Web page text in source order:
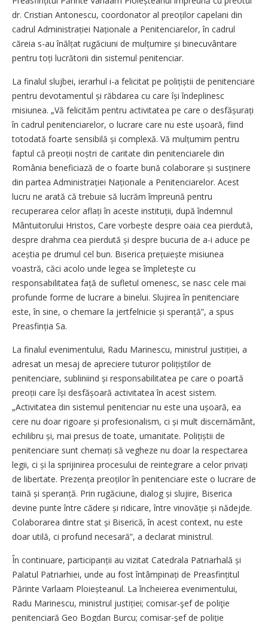
dr. Cris­tian Antonescu, coordonator al preoților capelani din
cadrul Ad­ministrației Naționale a Penitenciarelor, în cadrul
căreia s-au înălțat rugăciuni de mulțumire și binecuvântare
pentru toți lucrătorii din sistemul penitenciar.
La finalul slujbei, ierarhul i-a felicitat pe polițiștii de penitenciare
pentru devotamentul și răbdarea cu care își îndeplinesc
misiunea. „Vă felicităm pentru activitatea pe care o desfășurați
în cadrul penitenciarelor, o lucrare care nu este ușoară, fiind
totodată foarte sensibilă și complexă. Vă mulțumim pentru
faptul că preoții noștri de caritate din penitenciarele din
România beneficiază de o foarte bună colaborare și susținere
din partea Administrației Naționale a Penitenciarelor. Acest
lucru ne arată că trebuie să lucrăm împreună pentru
recuperarea celor aflați în aceste instituții, după îndemnul
Mântuitorului Hristos, Care vorbește despre oaia cea pierdută,
despre drahma cea pierdută și despre bucuria de a-i aduce pe
aceștia pe drumul cel bun. Biserica prețuiește misiunea
voastră, căci acolo unde legea se împletește cu
responsabilitatea față de sufletul omenesc, se nasc cele mai
profunde forme de lucrare a binelui. Slujirea în penitenciare
este, în sine, o chemare la jertfelnicie și speranță”, a spus
Preasfinția Sa.
La finalul evenimentului, Radu Marinescu, ministrul justiției, a
adresat un mesaj de apreciere tuturor polițiștilor de
penitenciare, subliniind și responsabilitatea pe care o poartă
preoții care își desfășoară activitatea în acest sistem.
„Activitatea din sistemul penitenciar nu este una ușoară, ea
cere nu doar rigoare și profesionalism, ci și mult discernământ,
echilibru și, mai presus de toate, umanitate. Polițiștii de
penitenciare sunt chemați să vegheze nu doar la respectarea
legii, ci și la sprijinirea procesului de reintegrare a celor privați
de libertate. Prezența preoților în penitenciare este o lucrare de
taină și speranță. Prin rugăciune, dialog și slujire, Biserica
devine punte între cădere și ridicare, între vinovăție și nădejde.
Colaborarea dintre stat și Biserică, în acest context, nu este
doar utilă, ci profund necesară”, a declarat ministrul.
În continuare, participanții au vizitat Catedrala Patriarhală și
Palatul Patriarhiei, unde au fost întâmpinați de Preasfințitul
Părinte Varlaam Ploieșteanul. La încheierea evenimentului,
Radu Marinescu, ministrul justiției; comisar-şef de poliţie
penitenciară Geo Bogdan Burcu; comisar-şef de poliţie